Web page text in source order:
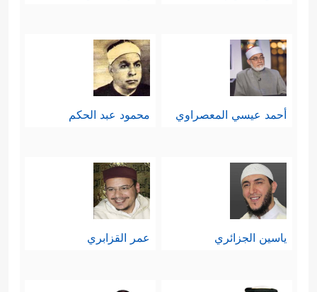
أحمد عيسي المعصراوي محمود عبد الحكم
ياسين الجزائري عمر القزابري